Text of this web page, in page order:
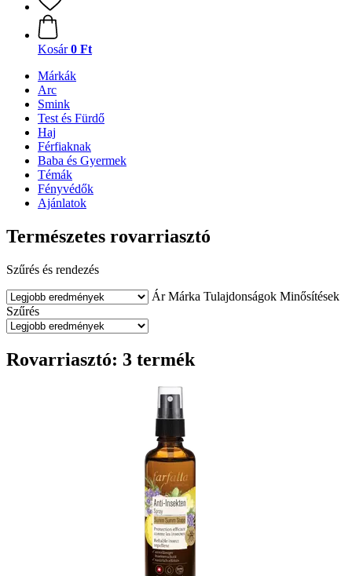
Kosár 0 Ft
Márkák
Arc
Smink
Test és Fürdő
Haj
Férfiaknak
Baba és Gyermek
Témák
Fényvédők
Ajánlatok
Természetes rovarriasztó
Szűrés és rendezés
Ár Márka Tulajdonságok Minősítések
Szűrés
Rovarriasztó: 3 termék